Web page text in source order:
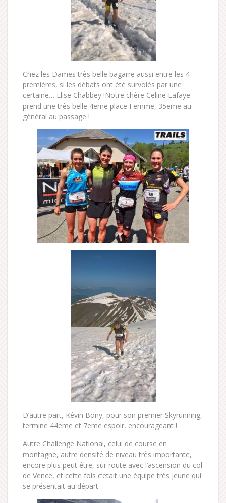
Chez les Dames très belle bagarre aussi entre les 4
premières, si les débats ont été survolés par une
certaine… Elise Chabbey !Notre chère Celine Lafaye
prend une très belle 4eme place Femme, 35eme au
général au passage !
D’autre part, Kévin Bony, pour son premier Skyrunning,
termine 44eme et 7eme espoir, encourageant !
Autre Challenge National, celui de course en
montagne, autre densité de niveau très importante,
encore plus peut être, sur route avec l’ascension du col
de Vence, et cette fois c’etait une équipe très jeune qui
se présentait au départ